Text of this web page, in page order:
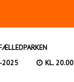
2025
KL. 20.00